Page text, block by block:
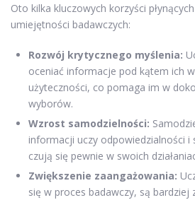
Oto kilka kluczowych korzyści
umiejętności badawczych:
Rozwój krytycznego myślenia:
oceniać informacje pod kątem ich
użyteczności, co pomaga im w
wyborów.
Wzrost samodzielności:
informacji uczy odpowiedzialności i
czują się pewnie w swoich
Zwiększenie zaangażowania:
się w proces badawczy, są